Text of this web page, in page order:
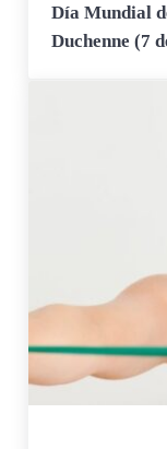
Día Mundial
Duchenne (7